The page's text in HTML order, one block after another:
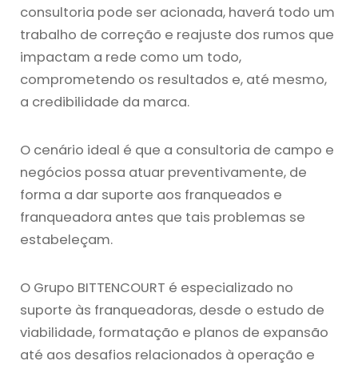
consultoria pode ser acionada, haverá todo um
trabalho de correção e reajuste dos rumos que
impactam a rede como um todo,
comprometendo os resultados e, até mesmo,
a credibilidade da marca.
O cenário ideal é que a consultoria de campo e
negócios possa atuar preventivamente, de
forma a dar suporte aos franqueados e
franqueadora antes que tais problemas se
estabeleçam.
O Grupo BITTENCOURT é especializado no
suporte às franqueadoras, desde o estudo de
viabilidade, formatação e planos de expansão
até aos desafios relacionados à operação e